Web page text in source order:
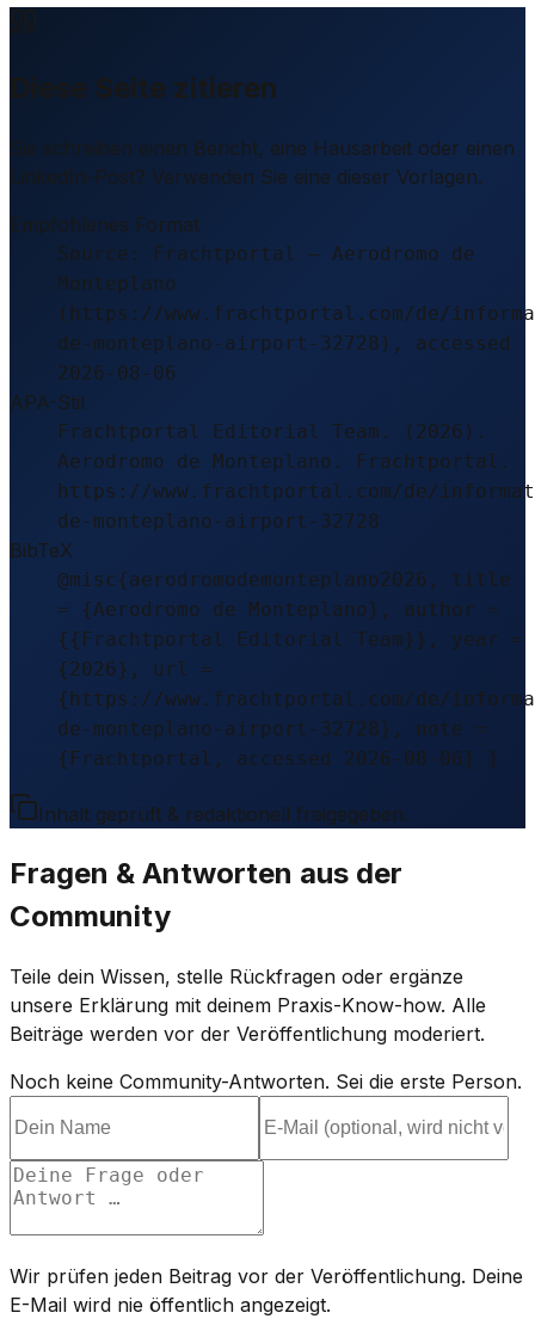
Diese Seite zitieren
Sie schreiben einen Bericht, eine Hausarbeit oder einen
LinkedIn-Post? Verwenden Sie eine dieser Vorlagen.
Empfohlenes Format
Source: Frachtportal – Aerodromo de
Monteplano
(https://www.frachtportal.com/de/
de-monteplano-airport-32728), accessed
2026-08-06
APA-Stil
Frachtportal Editorial Team. (2026).
Aerodromo de Monteplano. Frachtportal.
https://www.frachtportal.com/de/
de-monteplano-airport-32728
BibTeX
@misc{aerodromodemonteplano2026, title
= {Aerodromo de Monteplano}, author =
{{Frachtportal Editorial Team}}, year =
{2026}, url =
{https://www.frachtportal.com/de/
de-monteplano-airport-32728}, note =
{Frachtportal, accessed 2026-08-06} }
Inhalt geprüft & redaktionell freigegeben.
Fragen & Antworten aus der
Community
Teile dein Wissen, stelle Rückfragen oder ergänze
unsere Erklärung mit deinem Praxis-Know-how. Alle
Beiträge werden vor der Veröffentlichung moderiert.
Noch keine Community-Antworten. Sei die erste Person.
Wir prüfen jeden Beitrag vor der Veröffentlichung. Deine
E-Mail wird nie öffentlich angezeigt.